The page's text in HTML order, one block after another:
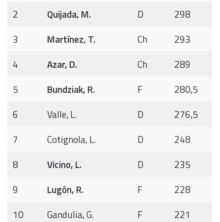
2 Quijada, M. D
298
3
Martínez, T. Ch
293
4
Azar, D. Ch
289
5
Bundziak, R. F
280,5
6
Valle, L. D
276,5
7
Cotignola, L. D
248
8
Vicino, L. D
235
9
Lugón, R. F
228
10
Gandulia, G. F
221